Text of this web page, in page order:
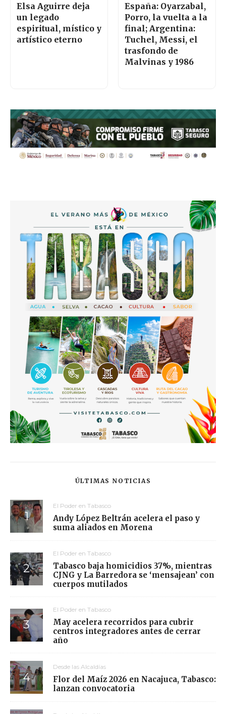
Elsa Aguirre deja
un legado
espiritual, místico y
artístico eterno
España: Oyarzabal,
Porro, la vuelta a la
final; Argentina:
Tuchel, Messi, el
trasfondo de
Malvinas y 1986
ÚLTIMAS NOTICIAS
El Poder en Tabasco
Andy López Beltrán acelera el paso y
suma aliados en Morena
El Poder en Tabasco
Tabasco baja homicidios 37%, mientras
CJNG y La Barredora se ‘mensajean’ con
cuerpos mutilados
El Poder en Tabasco
May acelera recorridos para cubrir
centros integradores antes de cerrar
año
Desde las Alcaldías
Flor del Maíz 2026 en Nacajuca, Tabasco:
lanzan convocatoria